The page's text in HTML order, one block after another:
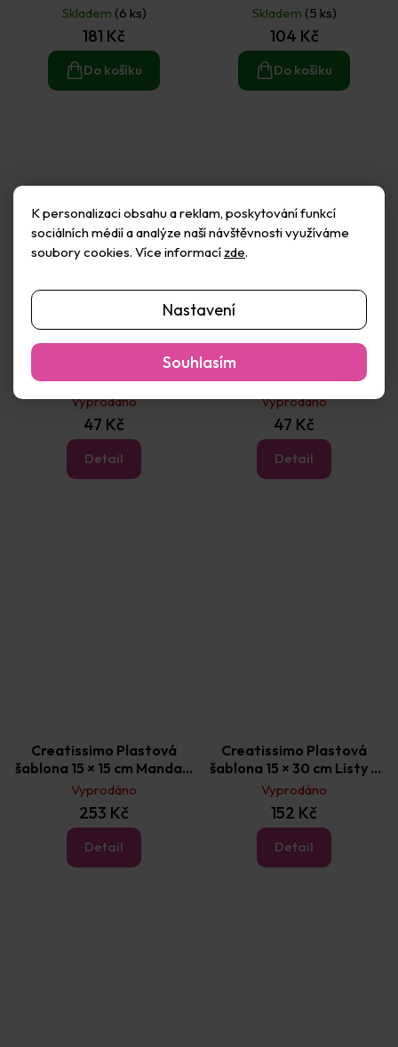
K personalizaci obsahu a reklam, poskytování funkcí
sociálních médií a analýze naší návštěvnosti využíváme
soubory cookies. Více informacízde.
Nastavení
Souhlasím
Skladem (6 ks)
181 Kč
Do košíku
Skladem (5 ks)
104 Kč
Do košíku
Creatissimo Plastová
šablona 12 × 15 cm
Květinová zahrada
Vyprodáno
47 Kč
Detail
Creatissimo Plastová
šablona 12 × 15 cm Sakura
Vyprodáno
47 Kč
Detail
Creatissimo Plastová
šablona 15 × 15 cm Mandaly
16 ks
Vyprodáno
253 Kč
Detail
Creatissimo Plastová
šablona 15 × 30 cm Listy 6
ks
Vyprodáno
152 Kč
Detail